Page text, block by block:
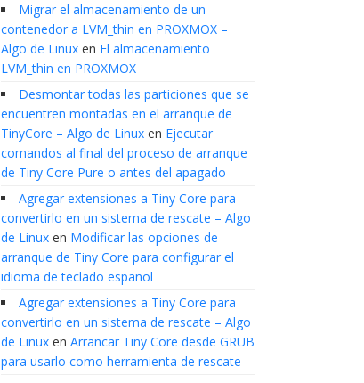
Migrar el almacenamiento de un
contenedor a LVM_thin en PROXMOX –
Algo de Linux en El almacenamiento
LVM_thin en PROXMOX
Desmontar todas las particiones que se
encuentren montadas en el arranque de
TinyCore – Algo de Linux en Ejecutar
comandos al final del proceso de arranque
de Tiny Core Pure o antes del apagado
Agregar extensiones a Tiny Core para
convertirlo en un sistema de rescate – Algo
de Linux en Modificar las opciones de
arranque de Tiny Core para configurar el
idioma de teclado español
Agregar extensiones a Tiny Core para
convertirlo en un sistema de rescate – Algo
de Linux en Arrancar Tiny Core desde GRUB
para usarlo como herramienta de rescate